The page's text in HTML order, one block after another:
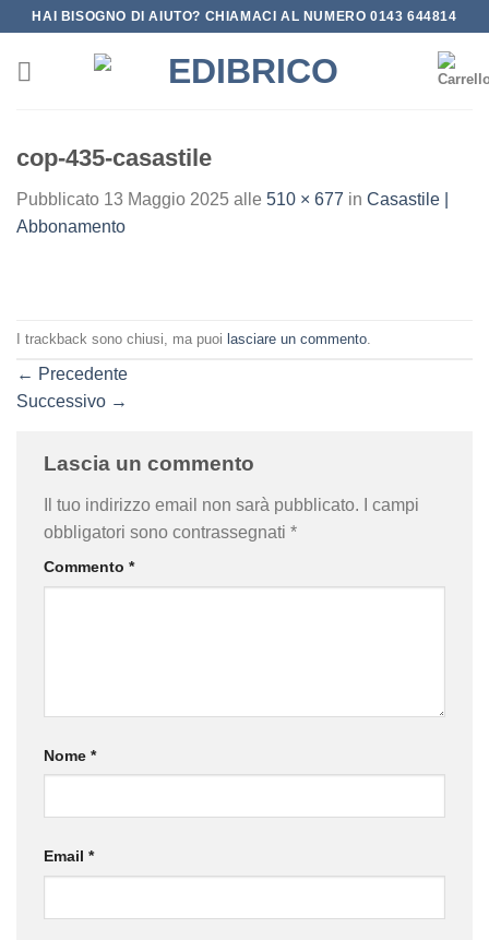
Salta
contenuti
HAI BISOGNO DI AIUTO? CHIAMACI AL NUMERO 0143 644814
cop-435-casastile
Pubblicato 13 Maggio 2025 alle 510 × 677 in Casastile |
Abbonamento
I trackback sono chiusi, ma puoi lasciare un commento
← Precedente
Successivo →
Lascia un commento
Il tuo indirizzo email non sarà pubblicato.
I campi
obbligatori sono contrassegnati *
Commento *
Nome *
Email *